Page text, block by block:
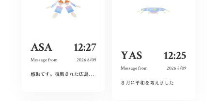
ASA 12:27
Message from 2026 8/09
感動てす。復興された広島人の底力と企業力を改めて知らされました！
YAS 12:25
Message from 2026 8/09
８月に平和を考えました